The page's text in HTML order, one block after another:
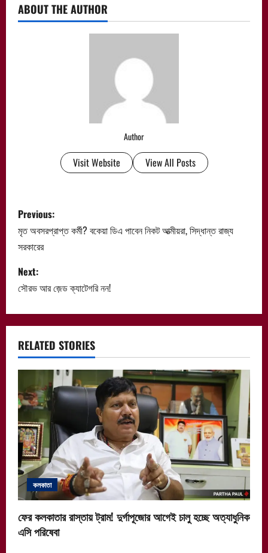
ABOUT THE AUTHOR
Author
Visit Website View All Posts
P
o
s
t
n
a
v
i
g
a
t
i
o
n
Previous:
মৃত অবসরপ্রাপ্ত কর্মী? বকেয়া ডিএ পাবেন নিকট আত্মীয়রা, সিদ্ধান্ত রাজ্য
সরকারের
Next:
সৌরভ আর জ়েড ক্যাটেগরি নন!
RELATED STORIES
কলকাতা
ফের কলকাতার রাস্তায় ট্রাম! দুর্গাপূজোর আগেই চালু হচ্ছে অত্যাধুনিক
এসি পরিষেবা